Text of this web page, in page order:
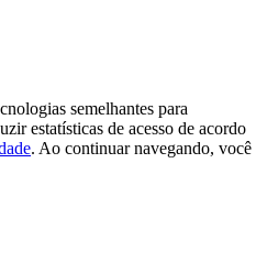
semelhantes para
estatísticas de acesso de acordo
. Ao continuar navegando, você